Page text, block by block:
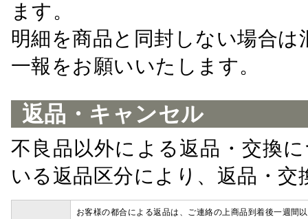
ます。
明細を商品と同封しない場合
一報をお願いいたします。
返品・キャンセル
不良品以外による返品・交換
いる返品区分により、返品・
お客様の都合による返品は、ご連絡の上商品到着後一週間